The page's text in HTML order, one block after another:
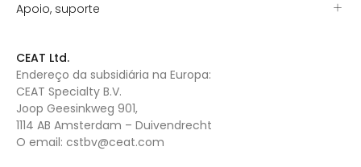
Apoio, suporte
CEAT Ltd.
Endereço da subsidiária na Europa:
CEAT Specialty B.V.
Joop Geesinkweg 901,
1114 AB Amsterdam – Duivendrecht
O email: cstbv@ceat.com